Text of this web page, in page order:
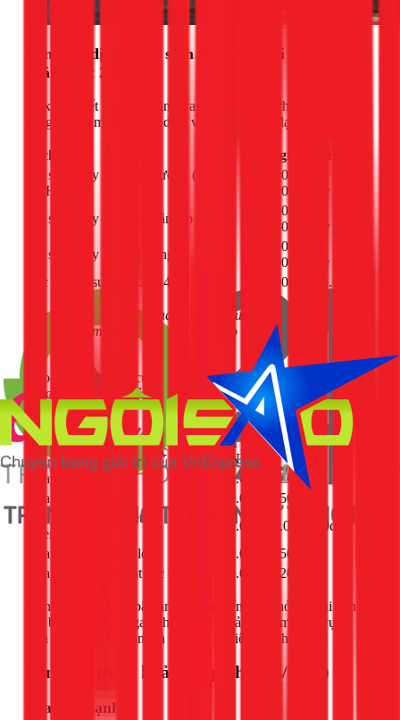
Bảng giá dịch vụ vệ sinh máy lạnh tại Thủ Đức
(Cập nhật 2026)
1Fix cam kết mức giá cạnh tranh và minh bạch. Dưới đây là
bảng giá tham khảo cho dịch vụ vệ sinh máy lạnh:
Dịch vụ
Đơn giá (VNĐ)
Vệ sinh máy lạnh treo tường (1HP -
2.5HP)
150.000 -
250.000đ/máy
Vệ sinh máy lạnh âm trần, áp trần
450.000 -
650.000đ/máy
Vệ sinh máy lạnh tủ đứng
450.000 -
700.000đ/máy
Sạc gas bổ sung R22, R410A, R32
150.000 - 350.000đ
Lưu ý: Mức giá có thể thay đổi tùy thuộc vào vị trí lắp đặt và
độ bẩn của máy. Kỹ thuật viên sẽ báo giá chính xác trước khi
Ngoài ra, 1Fix còn cung cấp các dịch vụ sửa chữa điện lạnh
khác. Dưới đây là bảng giá tham khảo cho một số linh kiện tủ
lạnh, tủ mát:
Dịch vụ sửa chữa khác
Chi phí tham khảo
(VNĐ)
Thay sò lạnh
550.000 - 850.000đ
Thay sò nóng
550.000 - 850.000đ
Thay cảm biến nhiệt
(thermostat)
750.000 - 1.050.000đ
Thay rờ le bảo vệ block
650.000 - 850.000đ
Thay ron cửa tủ mát các loại
280.000 - 320.000đ
Đừng để máy lạnh bẩn ảnh hưởng đến sức khỏe và túi tiền
của bạn. Hãy gọi ngay cho 1Fix để trải nghiệm dịch vụ vệ
sinh máy lạnh tận tâm và chuyên nghiệp tại Thủ Đức!
Bảng giá tham khảo (Cập nhật 03/2026)
Sửa máy lạnh